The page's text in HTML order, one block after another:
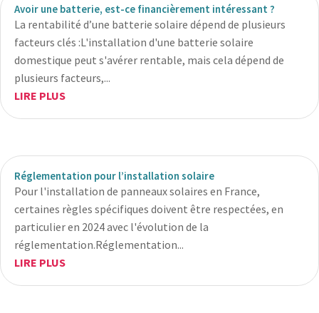
Avoir une batterie, est-ce financièrement intéressant ?
La rentabilité d’une batterie solaire dépend de plusieurs
facteurs clés :L'installation d'une batterie solaire
domestique peut s'avérer rentable, mais cela dépend de
plusieurs facteurs,...
LIRE PLUS
Réglementation pour l’installation solaire
Pour l'installation de panneaux solaires en France,
certaines règles spécifiques doivent être respectées, en
particulier en 2024 avec l'évolution de la
réglementation.Réglementation...
LIRE PLUS